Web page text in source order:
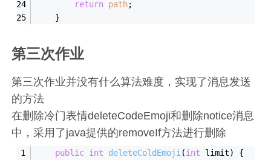
return path;
    }
第三次作业
第三次作业并没有什么算法难度，实现了消息发送
的方法
在删除冷门表情deleteCodeEmoji和删除notice消息
中，采用了java提供的removeIf方法进行删除
public int deleteColdEmoji (int limit)
{